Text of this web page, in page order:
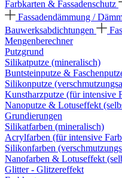
Farbkarten & Fassadenschutz
Fassadendämmung /
Bauwerksabdichtungen
Mengenberechner
Putzgrund
Silikatputze (mineralisch)
Buntsteinputze &
Silikonputze
Kunstharzputze (für intensive
Nanoputze & Lotuseffekt
Grundierungen
Silikatfarben (mineralisch)
Acrylfarben (für intensive
Silikonfarben
Nanofarben & Lotuseffekt
Glitter - Glitzereffekt